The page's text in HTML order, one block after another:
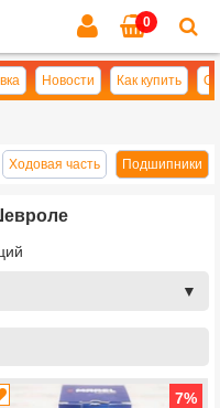
0
Новости Как купить
Ходовая часть Подшипники
7%